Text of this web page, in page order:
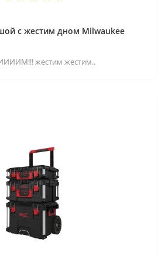
с жестим дном Milwaukee
жестим жестим..